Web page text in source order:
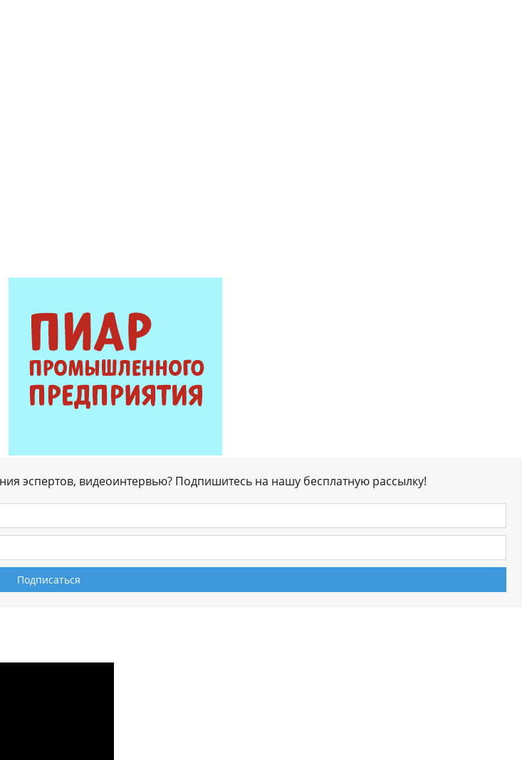
эспертов, видеоинтервью? Подпишитесь на нашу бесплатную рассылку!